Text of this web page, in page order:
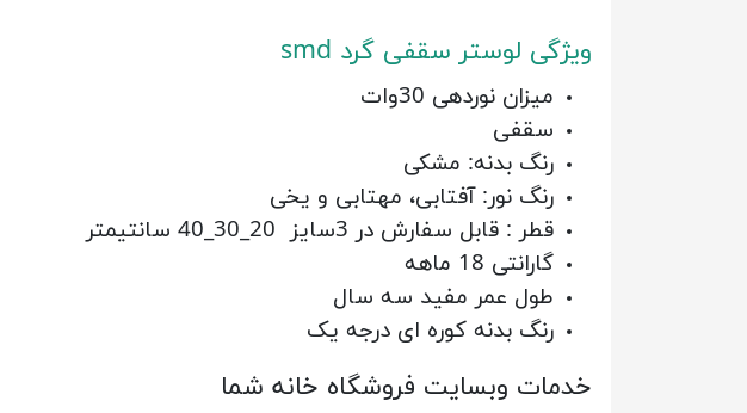
ویژگی لوستر سقفی گرد smd
میزان نوردهی 30وات
سقفی
رنگ بدنه: مشکی
رنگ نور: آفتابی، مهتابی و یخی
قطر : قابل سفارش در 3سایز 20_30_40 سانتیمتر
گارانتی 18 ماهه
طول عمر مفید سه سال
رنگ بدنه کوره ای درجه یک
خدمات وبسایت فروشگاه خانه شما